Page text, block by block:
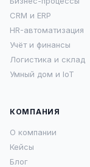
CRM и ERP
HR-автоматизация
Учёт и финансы
Логистика и склад
Умный дом и IoT
КОМПАНИЯ
О компании
Кейсы
Блог